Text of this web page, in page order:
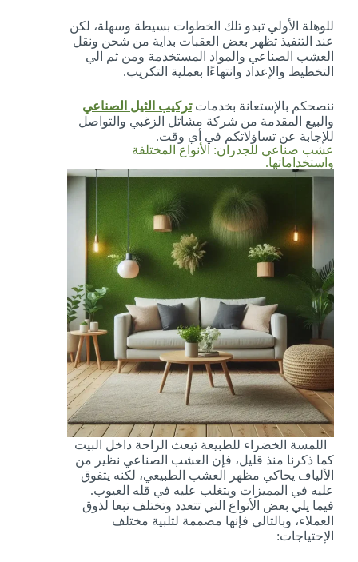
للوهلة الأولي تبدو تلك الخطوات بسيطة وسهلة، لكن
عند التنفيذ تظهر بعض العقبات بداية من شحن ونقل
العشب الصناعي والمواد المستخدمة ومن ثم الي
التخطيط والإعداد وانتهاءًا بعملية التكريب.
ننصحكم بالإستعانة بخدماتتركيب الثيل الصناعي
والبيع المقدمة من شركة مشاتل الزغبي والتواصل
للإجابة عن تساؤلاتكم في أي وقت.
عشب صناعي للجدران: الأنواع المختلفة
واستخداماتها.
اللمسة الخضراء للطبيعة تبعث الراحة داخل البيت
كما ذكرنا منذ قليل، فإن العشب الصناعي نظير من
الألياف يحاكي مظهر العشب الطبيعي، لكنه يتفوق
عليه في المميزات ويتغلب عليه في قله العيوب.
فيما يلي بعض الأنواع التي تتعدد وتختلف تبعا لذوق
العملاء، وبالتالي فإنها مصممة لتلبية مختلف
الإحتياجات: